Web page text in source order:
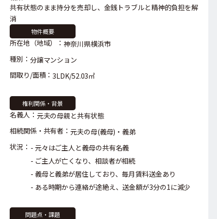
共有状態のまま持分を売却し、金銭トラブルと精神的負担を解
消
物件概要
所在地（地域）：神奈川県横浜市
種別： 分譲マンション
間取り/面積： 3LDK/52.03㎡
権利関係・背景
名義人： 元夫の母親と共有状態
相続関係・共有者：元夫の母(義母)・義弟
状況：
元々はご主人と義母の共有名義
ご主人が亡くなり、相談者が相続
義母と義弟が居住しており、毎月賃料送金あり
ある時期から連絡が途絶え、送金額が3分の1に減少
問題点・課題